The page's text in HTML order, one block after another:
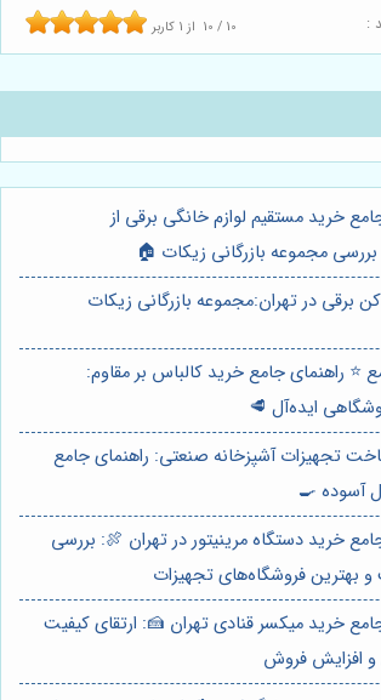
:
10 / 10 از 1 کاربر
خرید مستقیم لوازم خانگی برقی از
بررسی مجموعه بازرگانی زیکات 🏠
برقی در تهران:مجموعه بازرگانی زیکات
⭐️ راهنمای جامع خرید کالباس بر مقاوم:
ایده‌آل 🥩
تجهیزات آشپزخانه صنعتی: راهنمای جامع
آسوده 🍳
خرید دستگاه مرینیتور در تهران 🍖: بررسی
و بهترین فروشگاه‌های تجهیزات
خرید میکسر قنادی تهران 🍰: ارتقای کیفیت
و افزایش فروش